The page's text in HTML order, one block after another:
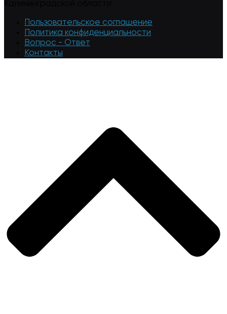
Пользовательское соглашение
Политика конфиденциальности
Вопрос - Ответ
Контакты